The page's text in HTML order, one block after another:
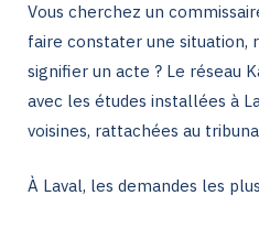
Vous cherchez un
faire constater une situation,
signifier un acte ? Le réseau
avec les études installées à
voisines, rattachées au
À Laval, les demandes les